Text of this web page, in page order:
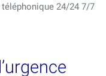
24/24 7/7